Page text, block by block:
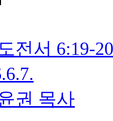
전서 6:19-20
권 목사